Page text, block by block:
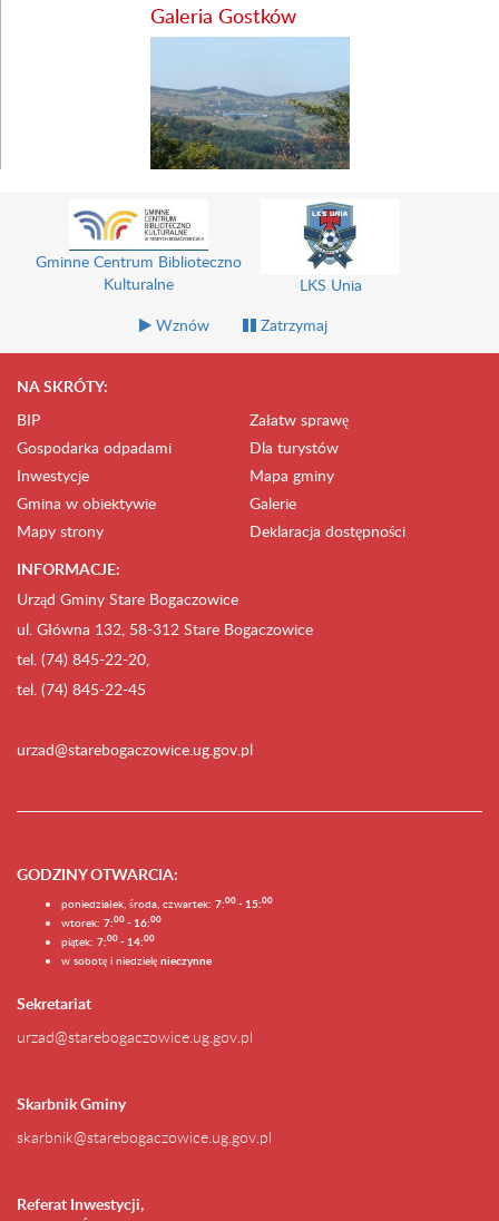
Galeria Gostków
Uniwersytet Trzeciego Wieku
Gminny Ośrodek Pomocy
Społecznej
Wznów Zatrzymaj
NA SKRÓTY:
BIP
Załatw sprawę
Gospodarka odpadami
Dla turystów
Inwestycje
Mapa gminy
Gmina w obiektywie
Galerie
Mapy strony
Deklaracja dostępności
INFORMACJE:
Urząd Gminy Stare Bogaczowice
ul. Główna 132, 58-312 Stare Bogaczowice
tel. (74) 845-22-20,
tel. (74) 845-22-45
urzad@starebogaczowice.ug.gov.pl
GODZINY OTWARCIA:
poniedziałek, środa, czwartek: 7:00 - 15:00
wtorek: 7:00 - 16:00
piątek: 7:00 - 14:00
w sobotę i niedzielę nieczynne
Sekretariat
urzad@starebogaczowice.ug.gov.pl
Skarbnik Gminy
skarbnik@starebogaczowice.ug.gov.pl
Referat Inwestycji,